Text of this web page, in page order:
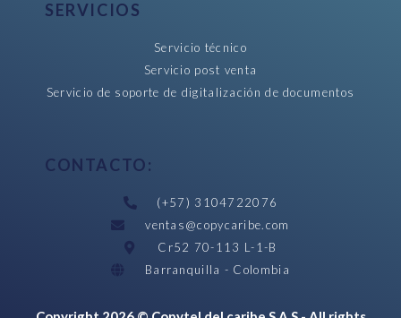
SERVICIOS
Servicio técnico
Servicio post venta
Servicio de soporte de digitalización de documentos
CONTACTO:
(+57) 3104722076
ventas@copycaribe.com
Cr52 70-113 L-1-B
Barranquilla - Colombia